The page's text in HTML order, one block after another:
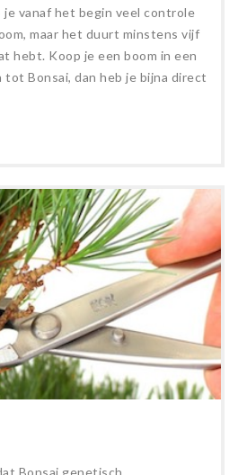
je vanaf het begin veel controle
maar het duurt minstens vijf
hebt. Koop je een boom in een
Bonsai, dan heb je bijna direct